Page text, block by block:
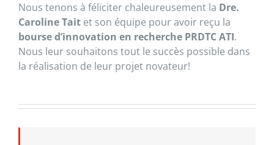
Nous tenons à féliciter chaleureusement la Dre.
Caroline Taitet son équipe pour avoir reçu la
bourse d’innovation en recherche PRDTC ATI.
Nous leur souhaitons tout le succès possible dans
la réalisation de leur projet novateur!